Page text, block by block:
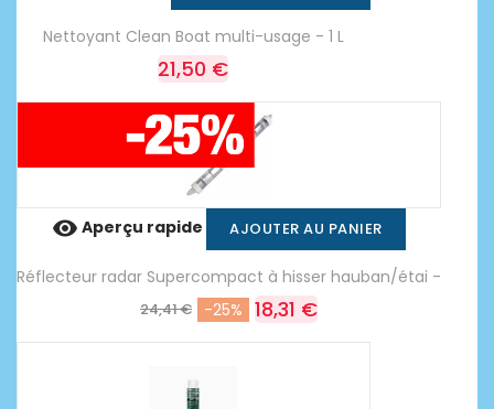
Nettoyant Clean Boat multi-usage - 1 L
21,50 €
 Aperçu rapide AJOUTER AU PANIER
Réflecteur radar Supercompact à hisser hauban/étai -
24,41 € -25% 18,31 €